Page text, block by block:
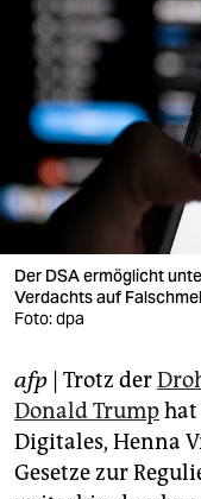
wahrheit
verlag
verlag
veranstaltungen
fragen & hilfe
unterstützen
abo
genossenschaft
epaper login
Der DSA ermöglicht
Verdachts auf
Foto: dpa
afp | Trotz der
Donald Trumphat
Digitales, Henna
Gesetze zur